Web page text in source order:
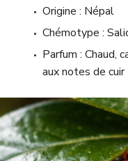
Origine : Népal
Chémotype :
Parfum : Chaud,
aux notes de cuir